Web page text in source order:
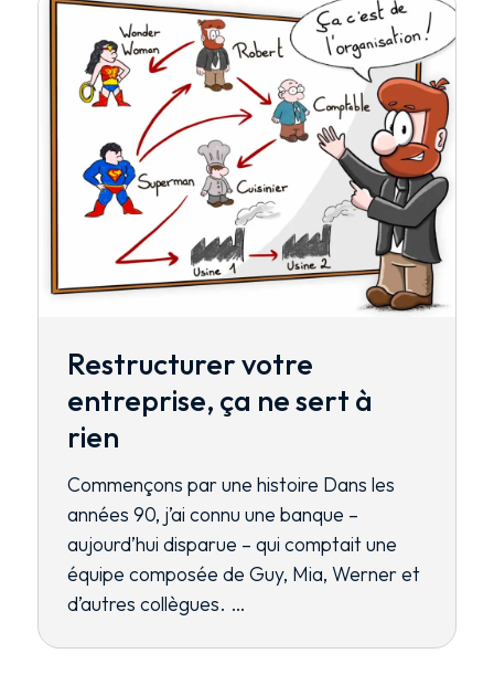
Restructurer votre
entreprise, ça ne sert à
rien
Commençons par une histoire Dans les
années 90, j’ai connu une banque –
aujourd’hui disparue – qui comptait une
équipe composée de Guy, Mia, Werner et
d’autres collègues. …